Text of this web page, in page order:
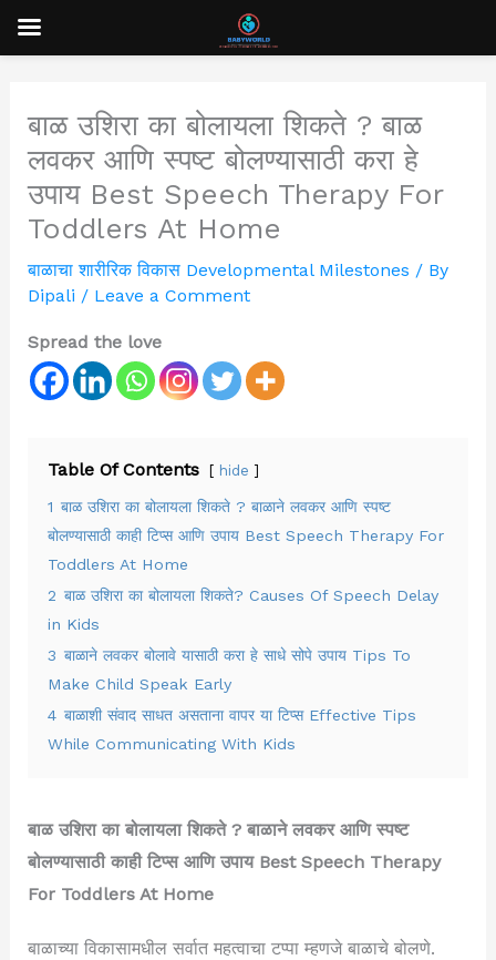
Skip
बाळ उशिरा का बोलायला शिकते ? बाळ
लवकर आणि स्पष्ट बोलण्यासाठी करा हे
उपाय Best Speech Therapy For
Toddlers At Home
बाळाचा शारीरिक विकास Developmental Milestones / By
Dipali / Leave a Comment
Spread the love
Table Of Contents hide
1 बाळ उशिरा का बोलायला शिकते ? बाळाने लवकर आणि स्पष्ट
बोलण्यासाठी काही टिप्स आणि उपाय Best Speech Therapy For
Toddlers At Home
2 बाळ उशिरा का बोलायला शिकते? Causes Of Speech Delay
in Kids
3 बाळाने लवकर बोलावे यासाठी करा हे साधे सोपे उपाय Tips To
Make Child Speak Early
4 बाळाशी संवाद साधत असताना वापर या टिप्स Effective Tips
While Communicating With Kids
बाळ उशिरा का बोलायला शिकते ? बाळाने लवकर आणि स्पष्ट
बोलण्यासाठी काही टिप्स आणि उपाय Best Speech Therapy
For Toddlers At Home
बाळाच्या विकासामधील सर्वात महत्वाचा टप्पा म्हणजे बाळाचे बोलणे.